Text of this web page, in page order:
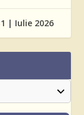
| Iulie 2026